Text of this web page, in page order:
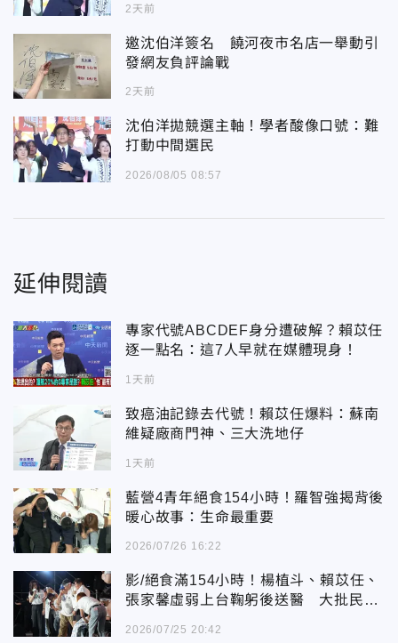
2天前
邀沈伯洋簽名 饒河夜市名店一舉動引
發網友負評論戰
2天前
沈伯洋拋競選主軸！學者酸像口號：難
打動中間選民
2026/08/05 08:57
延伸閱讀
專家代號ABCDEF身分遭破解？賴苡任
逐一點名：這7人早就在媒體現身！
1天前
致癌油記錄去代號！賴苡任爆料：蘇南
維疑廠商門神、三大洗地仔
1天前
藍營4青年絕食154小時！羅智強揭背後
暖心故事：生命最重要
2026/07/26 16:22
影/絕食滿154小時！楊植斗、賴苡任、
張家馨虛弱上台鞠躬後送醫 大批民眾
2026/07/25 20:42